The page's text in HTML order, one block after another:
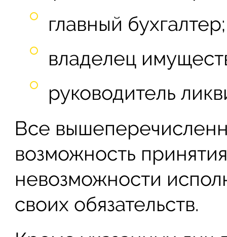
главный бухгалтер;
владелец
руководитель
Все
возможность
невозможности
своих обязательств.